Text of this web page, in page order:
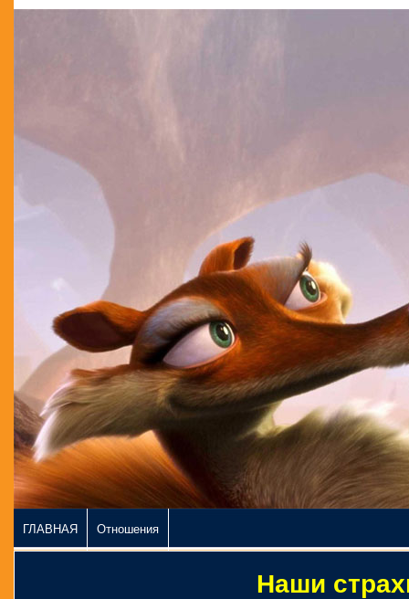
ГЛАВНАЯ Отношения
Наши